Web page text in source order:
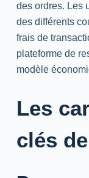
des ordres. Les
des différents
frais de
plateforme de
modèle
Les
clés